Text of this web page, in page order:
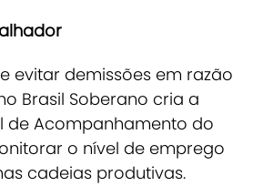
evitar demissões em razão
Brasil Soberano cria a
de Acompanhamento do
o nível de emprego
cadeias produtivas.